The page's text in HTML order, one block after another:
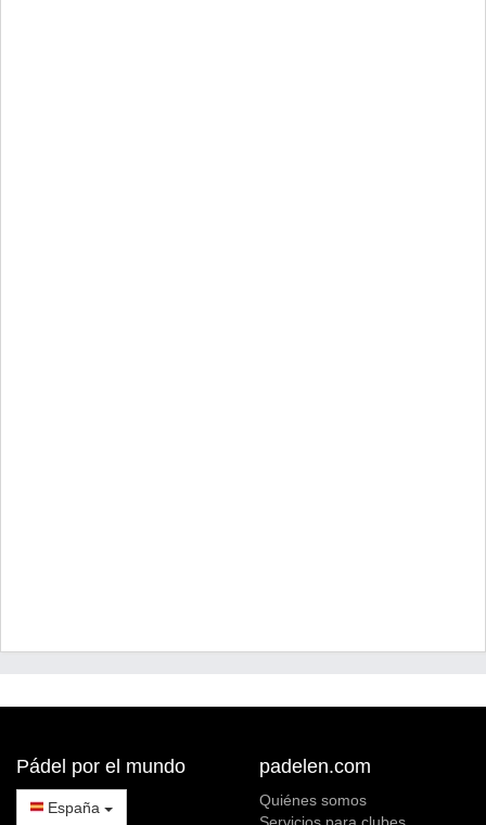
Pádel por el mundo
España
padelen.com
Quiénes somos